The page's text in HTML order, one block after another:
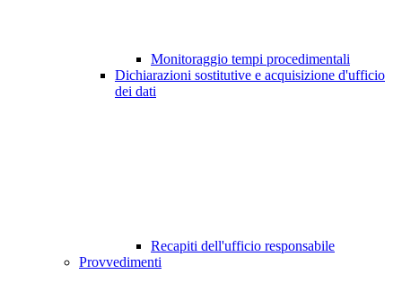
Monitoraggio tempi procedimentali
Dichiarazioni sostitutive e acquisizione d'ufficio
dei dati
Recapiti dell'ufficio responsabile
Provvedimenti